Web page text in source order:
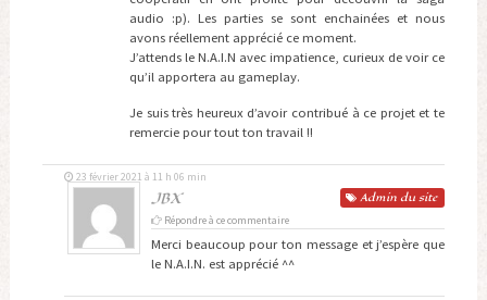
audio :p). Les parties se sont enchainées et nous
avons réellement apprécié ce moment.
J’attends le N.A.I.N avec impatience, curieux de voir ce
qu’il apportera au gameplay.
Je suis très heureux d’avoir contribué à ce projet et te
remercie pour tout ton travail !!
JBX Admin du site
23 février 2021 à 11 h 06 min
Répondre à ce commentaire
Merci beaucoup pour ton message et j’espère que
le N.A.I.N. est apprécié ^^